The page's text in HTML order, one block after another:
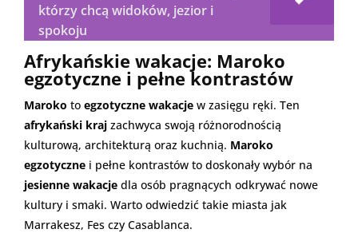
którzy chcą widoków, jezior i
spokoju
Afrykańskie wakacje: Maroko
egzotyczne i pełne kontrastów
Maroko to egzotyczne wakacje w zasięgu ręki. Ten
afrykański kraj zachwyca swoją różnorodnością
kulturową, architekturą oraz kuchnią. Maroko
egzotyczne i pełne kontrastów to doskonały wybór na
jesienne wakacje dla osób pragnących odkrywać nowe
kultury i smaki. Warto odwiedzić takie miasta jak
Marrakesz, Fes czy Casablanca.